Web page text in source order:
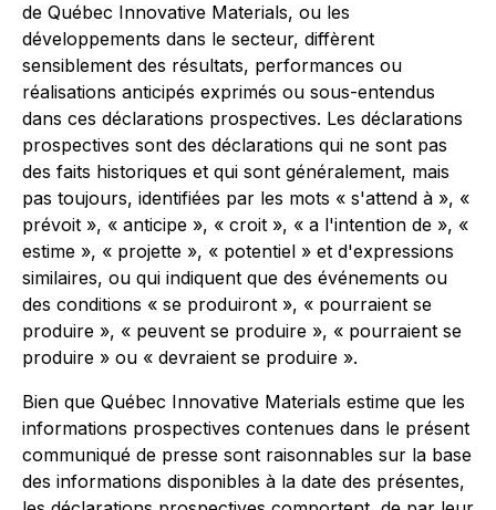
de Québec Innovative Materials, ou les
développements dans le secteur, diffèrent
sensiblement des résultats, performances ou
réalisations anticipés exprimés ou sous-entendus
dans ces déclarations prospectives. Les déclarations
prospectives sont des déclarations qui ne sont pas
des faits historiques et qui sont généralement, mais
pas toujours, identifiées par les mots « s'attend à », «
prévoit », « anticipe », « croit », « a l'intention de », «
estime », « projette », « potentiel » et d'expressions
similaires, ou qui indiquent que des événements ou
des conditions « se produiront », « pourraient se
produire », « peuvent se produire », « pourraient se
produire » ou « devraient se produire ».
Bien que Québec Innovative Materials estime que les
informations prospectives contenues dans le présent
communiqué de presse sont raisonnables sur la base
des informations disponibles à la date des présentes,